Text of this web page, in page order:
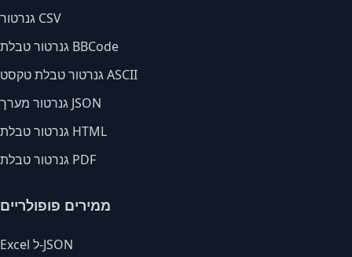
גנרטור CSV
גנרטור טבלת BBCode
גנרטור טבלת טקסט ASCII
גנרטור מערך JSON
גנרטור טבלת HTML
גנרטור טבלת PDF
ממירים פופולריים
Excel ל-JSON